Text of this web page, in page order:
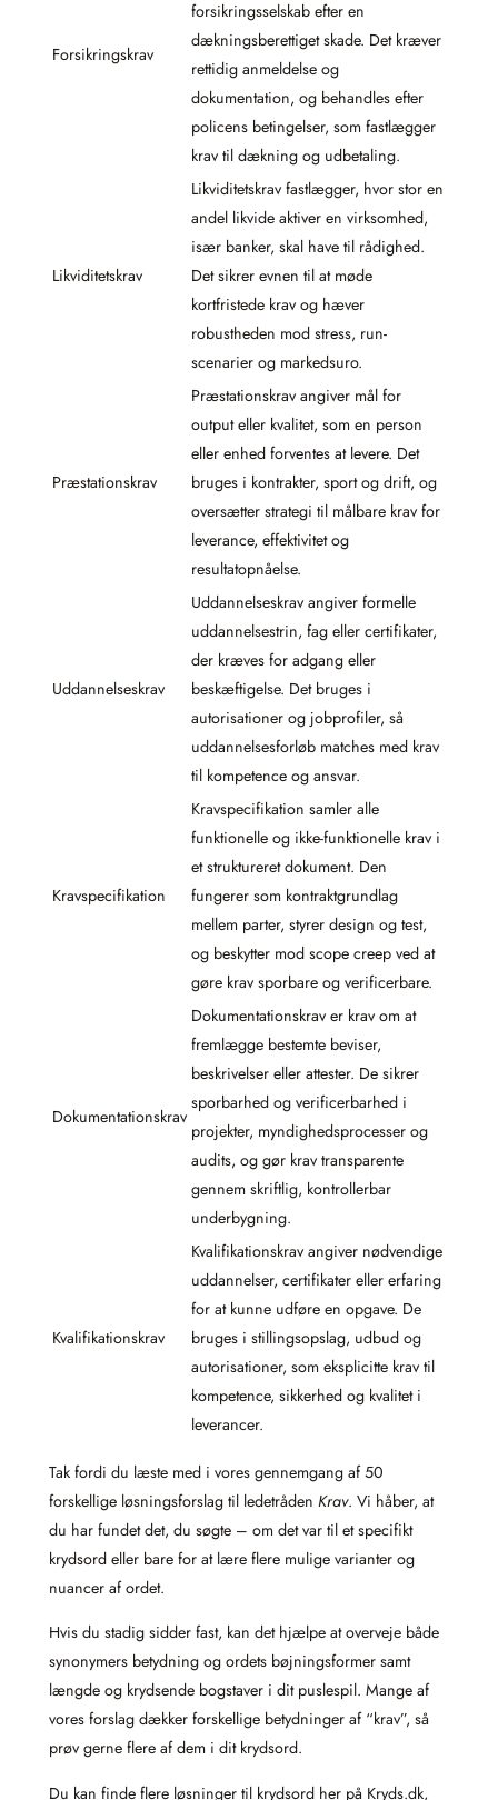
Forsikringskrav
forsikringsselskab efter en
dækningsberettiget skade. Det kræver
rettidig anmeldelse og
dokumentation, og behandles efter
policens betingelser, som fastlægger
krav til dækning og udbetaling.
Likviditetskrav
Likviditetskrav fastlægger, hvor stor en
andel likvide aktiver en virksomhed,
især banker, skal have til rådighed.
Det sikrer evnen til at møde
kortfristede krav og hæver
robustheden mod stress, run-
scenarier og markedsuro.
Præstationskrav
Præstationskrav angiver mål for
output eller kvalitet, som en person
eller enhed forventes at levere. Det
bruges i kontrakter, sport og drift, og
oversætter strategi til målbare krav for
leverance, effektivitet og
resultatopnåelse.
Uddannelseskrav
Uddannelseskrav angiver formelle
uddannelsestrin, fag eller certifikater,
der kræves for adgang eller
beskæftigelse. Det bruges i
autorisationer og jobprofiler, så
uddannelsesforløb matches med krav
til kompetence og ansvar.
Kravspecifikation
Kravspecifikation samler alle
funktionelle og ikke-funktionelle krav i
et struktureret dokument. Den
fungerer som kontraktgrundlag
mellem parter, styrer design og test,
og beskytter mod scope creep ved at
gøre krav sporbare og verificerbare.
Dokumentationskrav
Dokumentationskrav er krav om at
fremlægge bestemte beviser,
beskrivelser eller attester. De sikrer
sporbarhed og verificerbarhed i
projekter, myndighedsprocesser og
audits, og gør krav transparente
gennem skriftlig, kontrollerbar
underbygning.
Kvalifikationskrav
Kvalifikationskrav angiver nødvendige
uddannelser, certifikater eller erfaring
for at kunne udføre en opgave. De
bruges i stillingsopslag, udbud og
autorisationer, som eksplicitte krav til
kompetence, sikkerhed og kvalitet i
leverancer.
Tak fordi du læste med i vores gennemgang af 50
forskellige løsningsforslag til ledetråden Krav. Vi håber, at
du har fundet det, du søgte – om det var til et specifikt
krydsord eller bare for at lære flere mulige varianter og
nuancer af ordet.
Hvis du stadig sidder fast, kan det hjælpe at overveje både
synonymers betydning og ordets bøjningsformer samt
længde og krydsende bogstaver i dit puslespil. Mange af
vores forslag dækker forskellige betydninger af “krav”, så
prøv gerne flere af dem i dit krydsord.
Du kan finde flere løsninger til krydsord her på Kryds.dk,